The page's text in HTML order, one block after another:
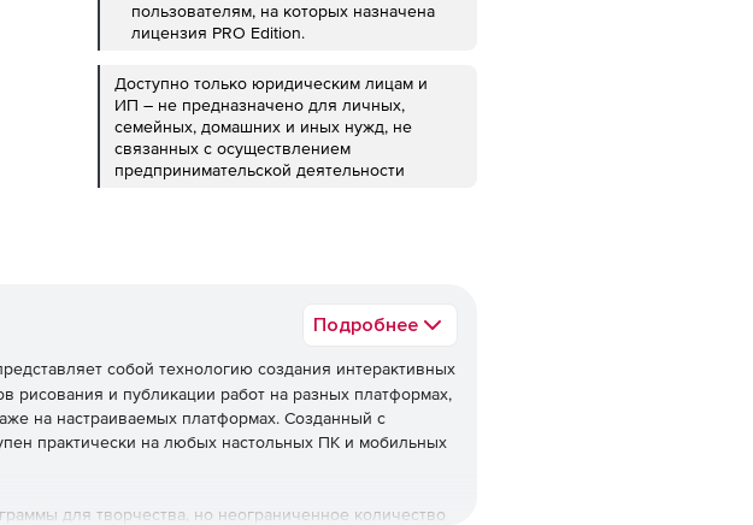
пользователям, на которых назначена
лицензия PRO Edition.
Доступно только юридическим лицам и
ИП – не предназначено для личных,
семейных, домашних и иных нужд, не
связанных с осуществлением
предпринимательской деятельности
Подробнее
собой технологию создания интерактивных
и публикации работ на разных платформах,
на настраиваемых платформах. Созданный с
практически на любых настольных ПК и мобильных
для творчества, но неограниченное количество